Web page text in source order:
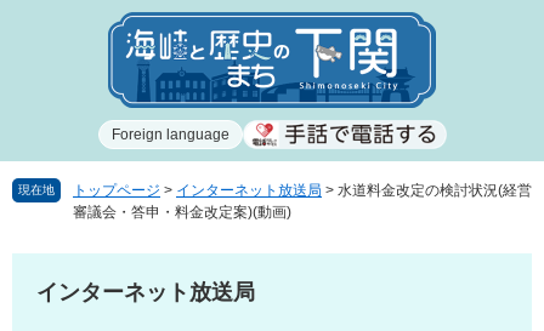
で
ば
Foreign language
現在地 トップページ > インターネット放送局 > 水道料金改定の検討状況(経営
審議会・答申・料金改定案)(動画)
インターネット放送局